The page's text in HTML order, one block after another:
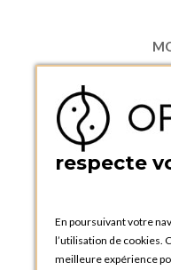
respecte
En poursuivant votre
l’utilisation de cookies.
meilleure expérience